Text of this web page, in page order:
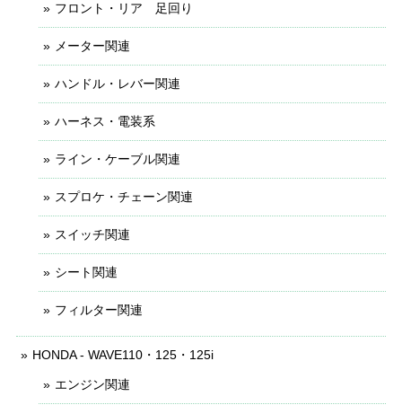
フロント・リア 足回り
メーター関連
ハンドル・レバー関連
ハーネス・電装系
ライン・ケーブル関連
スプロケ・チェーン関連
スイッチ関連
シート関連
フィルター関連
HONDA - WAVE110・125・125i
エンジン関連